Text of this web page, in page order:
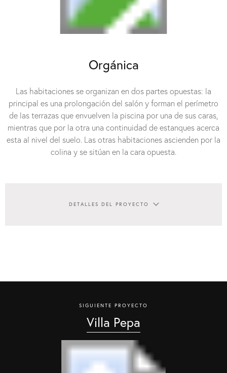
Orgánica
Las habitaciones se organizan en dos partes opuestas: la
principal es una prolongación del salón y forman el perímetro
de las terrazas que envuelven la piscina por una de sus caras,
mientras que por la otra una continuidad de estanques acerca
esta al nivel del suelo. Las otras habitaciones ascienden por la
colina y se sitúan en la cara opuesta.
DETALLES DEL PROYECTO
SIGUIENTE PROYECTO
Villa Pepa